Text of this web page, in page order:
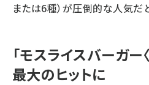
または6種）が圧倒的な人気だと
「モスライスバーガー
最大のヒットに